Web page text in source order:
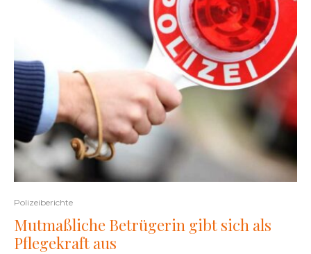
Polizeiberichte
Mutmaßliche Betrügerin gibt sich als
Pflegekraft aus